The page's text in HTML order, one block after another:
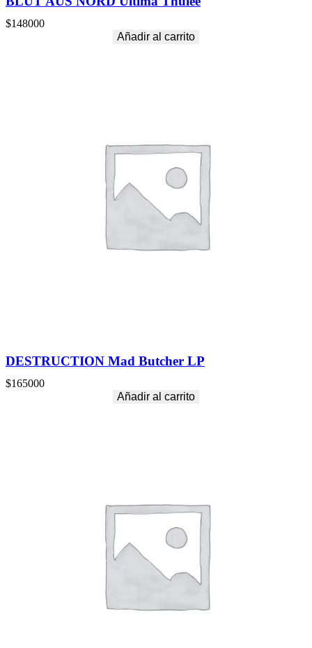
$148000
Añadir al carrito
DESTRUCTION Mad Butcher LP
$165000
Añadir al carrito